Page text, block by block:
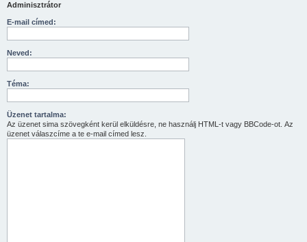
Adminisztrátor
E-mail címed:
Neved:
Téma:
Üzenet tartalma:
Az üzenet sima szövegként kerül elküldésre, ne használj HTML-t vagy BBCode-ot. Az
üzenet válaszcíme a te e-mail címed lesz.